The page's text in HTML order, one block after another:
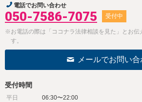
電話でお問い合わせ
050-7586-7075 受付中
※お電話の際は「ココナラ法律相談を見た」とお伝
す。
メールでお問い合
受付時間
平日
06:30〜22:00